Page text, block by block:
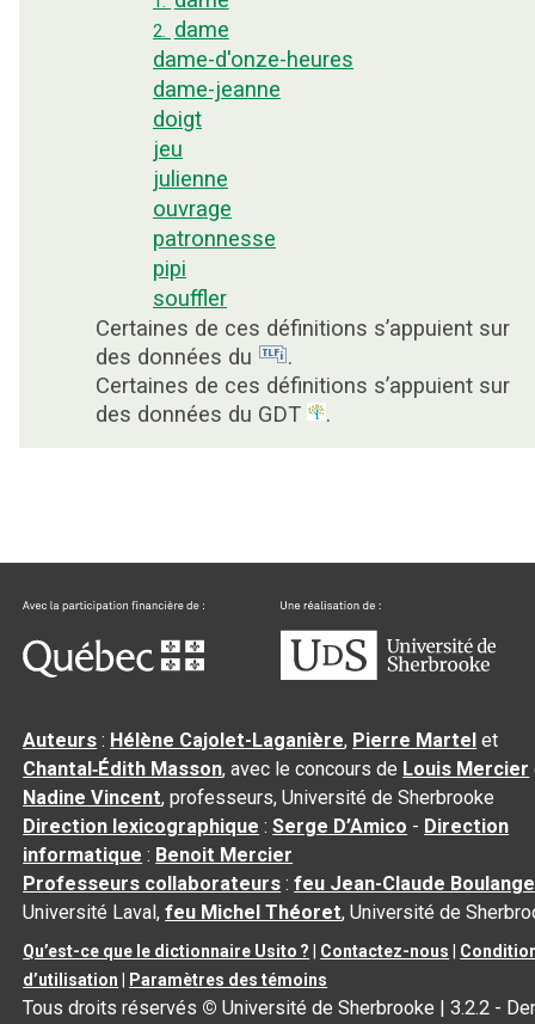
2. dame
dame-d'onze-heures
dame-jeanne
doigt
jeu
julienne
ouvrage
patronnesse
pipi
souffler
Certaines de ces définitions s’appuient sur
des données du
.
Certaines de ces définitions s’appuient sur
des données du GDT
.
Auteurs : Hélène Cajolet-Laganière, Pierre Martel et
Chantal‑Édith Masson, avec le concours de Louis Mercier
Nadine Vincent, professeurs, Université de Sherbrooke
Direction lexicographique :Serge D’Amico - Direction
informatique : Benoit Mercier
Professeurs collaborateurs :feu Jean-Claude
Université Laval,feu Michel Théoret, Université de
Qu’est-ce que le dictionnaire Usito ? Contactez-nous
d’utilisation
Paramètres des témoins
Tous droits réservés © Université de Sherbrooke |3.2.2 -